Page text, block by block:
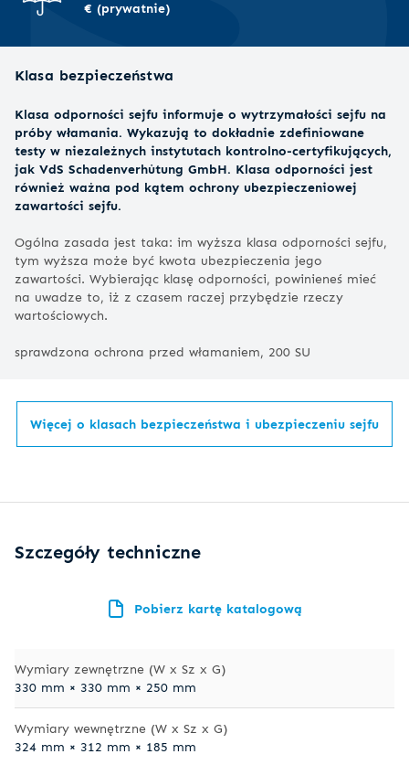
€ (prywatnie)
Klasa bezpieczeństwa
Klasa odporności sejfu informuje o wytrzymałości sejfu na
próby włamania. Wykazują to dokładnie zdefiniowane
testy w niezależnych instytutach kontrolno-certyfikujących,
jak VdS Schadenverhütung GmbH. Klasa odporności jest
również ważna pod kątem ochrony ubezpieczeniowej
zawartości sejfu.
Ogólna zasada jest taka: im wyższa klasa odporności sejfu,
tym wyższa może być kwota ubezpieczenia jego
zawartości. Wybierając klasę odporności, powinieneś mieć
na uwadze to, iż z czasem raczej przybędzie rzeczy
wartościowych.
sprawdzona ochrona przed włamaniem, 200 SU
Więcej o klasach bezpieczeństwa i ubezpieczeniu sejfu
Szczegóły techniczne
Pobierz kartę katalogową
Wymiary zewnętrzne (W x Sz x G)
330 mm × 330 mm × 250 mm
Wymiary wewnętrzne (W x Sz x G)
324 mm × 312 mm × 185 mm